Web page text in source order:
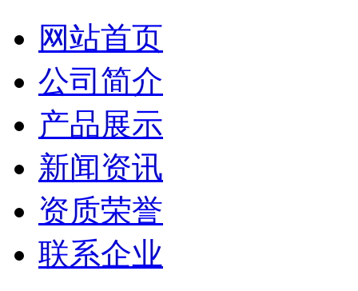
网站首页
公司简介
产品展示
新闻资讯
资质荣誉
联系企业